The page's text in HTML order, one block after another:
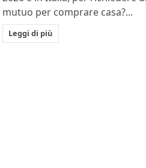
mutuo per comprare casa?...
Leggi di più